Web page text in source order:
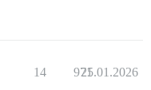
14 971
25.01.2026